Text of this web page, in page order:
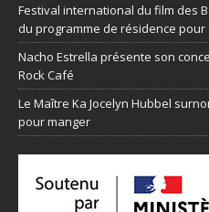
Festival international du film des
du programme de résidence pour
Nacho Estrella présente son
Rock Café
Le Maître Ka Jocelyn Hubbel
pour manger